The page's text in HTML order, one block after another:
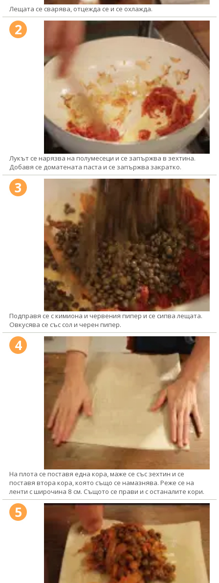
Лещата се сварява, отцежда се и се охлажда.
2
Лукът се нарязва на полумесеци и се запържва в зехтина.
Добавя се доматената паста и се запържва закратко.
3
Подправя се с кимиона и червения пипер и се сипва лещата.
Овкусява се със сол и черен пипер.
4
На плота се поставя една кора, маже се със зехтин и се
поставя втора кора, която също се намазнява. Реже се на
ленти с широчина 8 см. Същото се прави и с останалите кори.
5